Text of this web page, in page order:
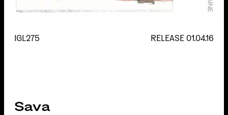
IGL275 RELEASE 01.04.16
Sava